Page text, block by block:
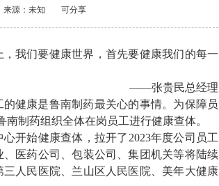
来源：未知 可分享
我们要健康世界，首先要健康我们的每一
——张贵民总经理
健康是鲁南制药最关心的事情。为保障员
制药组织全体在岗员工进行健康查体。
开始健康查体，拉开了2023年度公司员工
医药公司、包装公司、集团机关等将陆续
人民医院、兰山区人民医院、美年大健康